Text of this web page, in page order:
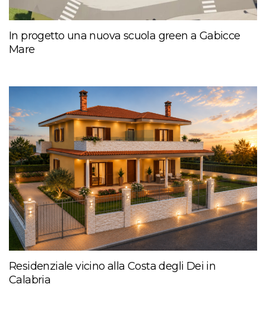
In progetto una nuova scuola green a Gabicce
Mare
Residenziale vicino alla Costa degli Dei in
Calabria